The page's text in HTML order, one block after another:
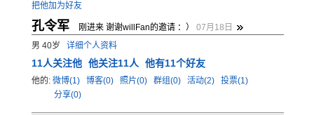
把他加为好友
孔令军 刚进来 谢谢willFan的邀请 ：）
07月18日
男 40岁 详细个人资料
11人关注他 他关注11人 他有11个好友
他的: 微博(1) 博客(0) 照片(0) 群组(0) 活动(2)
投票(1)
分享(0)